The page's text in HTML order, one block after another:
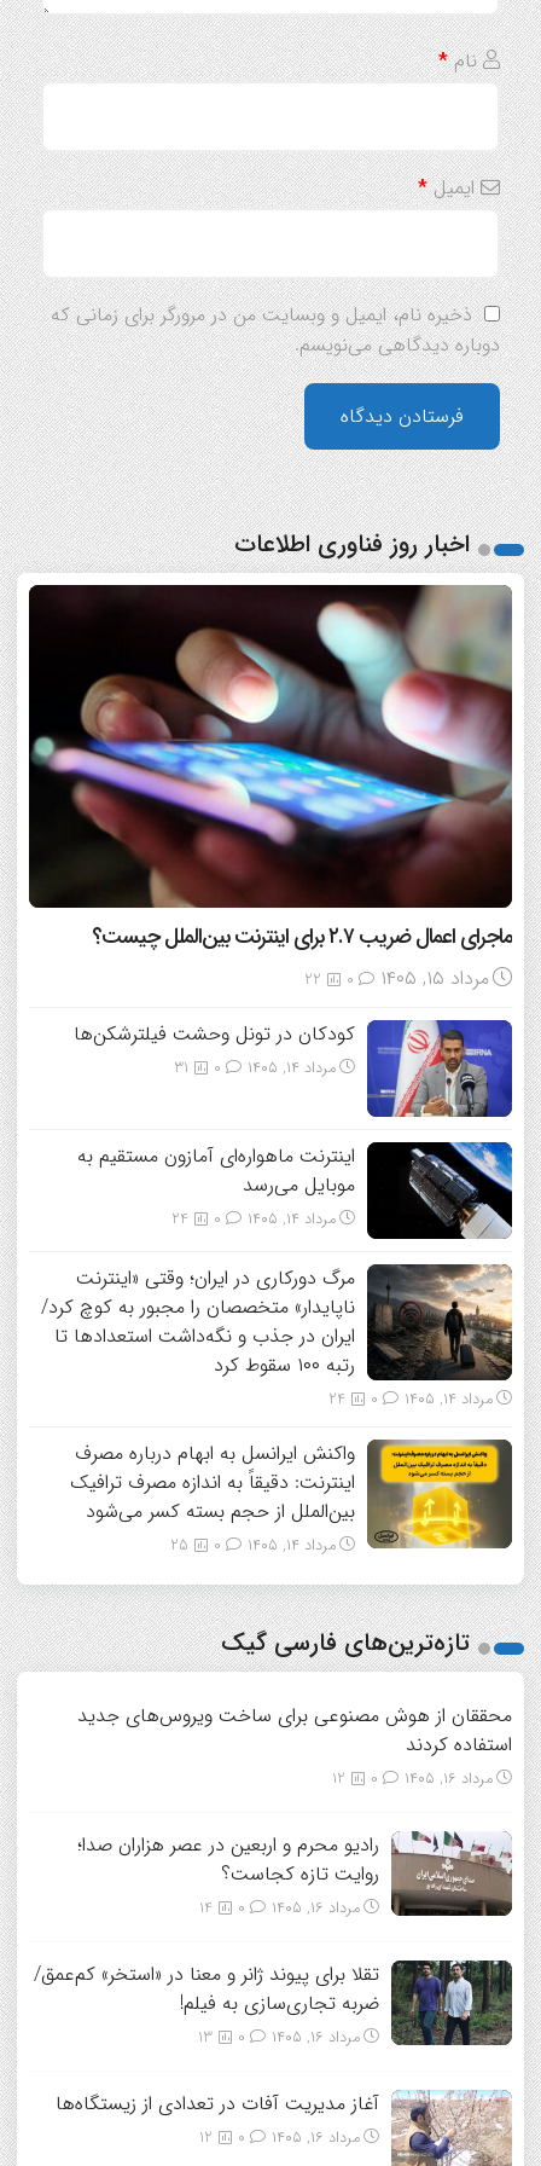
نام*
ایمیل*
ذخیره نام، ایمیل و وبسایت من در مرورگر برای زمانی که
دوباره دیدگاهی می‌نویسم.
اخبار روز فناوری اطلاعات
ماجرای اعمال ضریب ۲.۷ برای اینترنت بین‌الملل چیست؟
مرداد ۱۵, ۱۴۰۵ 22
کودکان در تونل وحشت فیلترشکن‌ها
مرداد ۱۴, ۱۴۰۵ 31
اینترنت ماهواره‌ای آمازون مستقیم به
موبایل می‌رسد
مرداد ۱۴, ۱۴۰۵ 24
مرگ دورکاری در ایران؛ وقتی «اینترنت
ناپایدار» متخصصان را مجبور به کوچ کرد/
ایران در جذب و نگه‌داشت استعدادها تا
رتبه ۱۰۰ سقوط کرد
مرداد ۱۴, ۱۴۰۵ 24
واکنش ایرانسل به ابهام درباره مصرف
اینترنت: دقیقاً به اندازه مصرف ترافیک
بین‌الملل از حجم بسته کسر می‌شود
مرداد ۱۴, ۱۴۰۵ 25
تازه‌ترین‌های فارسی گیک
محققان از هوش مصنوعی برای ساخت ویروس‌های جدید
استفاده کردند
مرداد ۱۶, ۱۴۰۵ 12
رادیو محرم و اربعین در عصر هزاران صدا؛
روایت تازه کجاست؟
مرداد ۱۶, ۱۴۰۵ 14
تقلا برای پیوند ژانر و معنا در «استخر» کم‌عمق/
ضربه تجاری‌سازی به فیلم!
مرداد ۱۶, ۱۴۰۵ 13
آغاز مدیریت آفات در تعدادی از زیستگاه‌ها
مرداد ۱۶, ۱۴۰۵ 12